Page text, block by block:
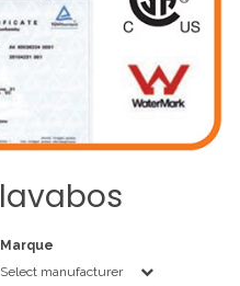
lavabos
Marque
Select manufacturer